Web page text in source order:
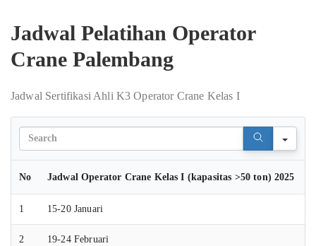
Jadwal Pelatihan Operator
Crane Palembang
Jadwal Sertifikasi Ahli K3 Operator Crane Kelas I
No Jadwal Operator Crane Kelas I (kapasitas >50 ton) 2025
1 15-20 Januari
2 19-24 Februari